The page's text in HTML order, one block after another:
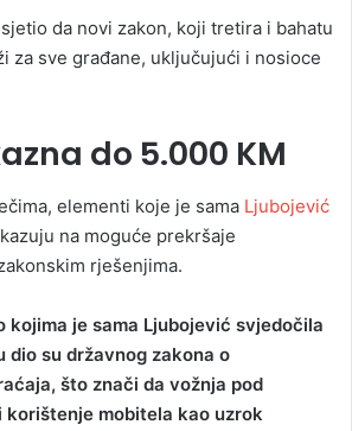
da novi zakon, koji tretira i bahatu
za sve građane, uključujući i nosioce
do 5.000 KM
elementi koje je sama Ljubojević
na moguće prekršaje
rješenjima.
kojima je sama Ljubojević svjedočila
dio su državnog zakona o
što znači da vožnja pod
korištenje mobitela kao uzrok